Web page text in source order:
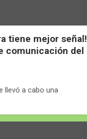
tiene mejor señal!
comunicación del
llevó a cabo una